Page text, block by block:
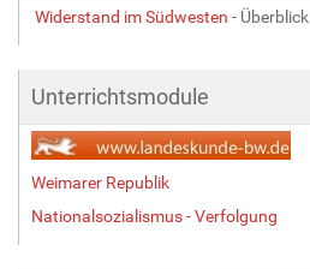
i
v
l
l
Widerstand im Südwesten - Überblick
Unterrichtsmodule
Weimarer Republik
Nationalsozialismus - Verfolgung